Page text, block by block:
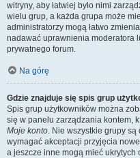
witryny, aby łatwiej było nimi
wielu grup, a każda grupa może
administratorzy mogą łatwo
nadawać uprawnienia moderatora
prywatnego forum.
Na górę
Gdzie znajduje się spis grup
Spis grup użytkowników można
się w panelu zarządzania kontem,
Moje konto. Nie wszystkie grupy
wymagać akceptacji przyjęcia
a jeszcze inne mogą mieć ukrytych